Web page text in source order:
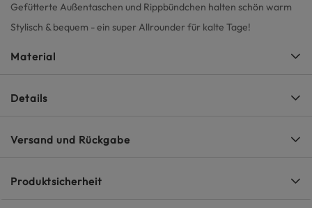
Gefütterte Außentaschen und Rippbündchen halten schön warm
Stylisch & bequem - ein super Allrounder für kalte Tage!
Material
Details
Versand und Rückgabe
Produktsicherheit